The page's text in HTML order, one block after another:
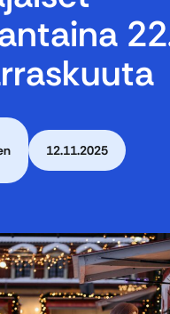
12.11.2025